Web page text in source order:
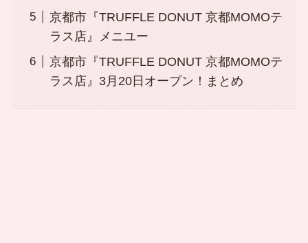
京都市『TRUFFLE DONUT 京都MOMOテ
ラス店』メニユー
京都市『TRUFFLE DONUT 京都MOMOテ
ラス店』3月20日オープン！まとめ